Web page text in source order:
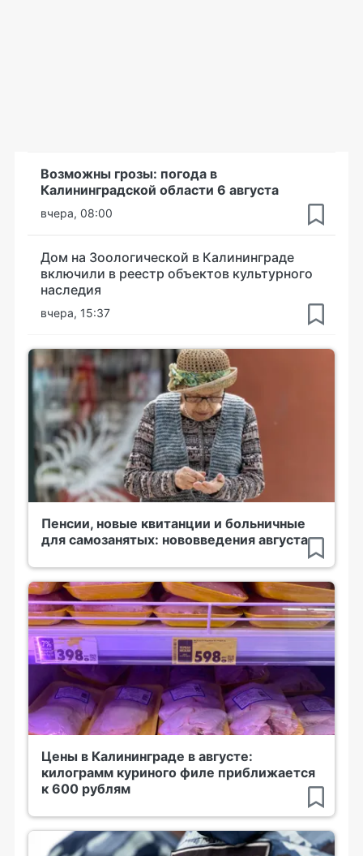
Возможны грозы: погода в
Калининградской области 6 августа
вчера, 08:00
Дом на Зоологической в Калининграде
включили в реестр объектов культурного
наследия
вчера, 15:37
Пенсии, новые квитанции и больничные
для самозанятых: нововведения августа
Цены в Калининграде в августе:
килограмм куриного филе приближается
к 600 рублям